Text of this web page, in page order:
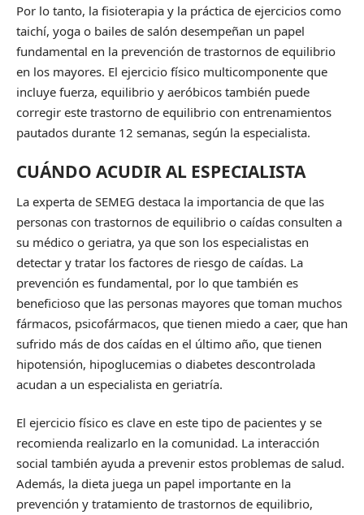
Por lo tanto, la fisioterapia y la práctica de ejercicios como
taichí, yoga o bailes de salón desempeñan un papel
fundamental en la prevención de trastornos de equilibrio
en los mayores. El ejercicio físico multicomponente que
incluye fuerza, equilibrio y aeróbicos también puede
corregir este trastorno de equilibrio con entrenamientos
pautados durante 12 semanas, según la especialista.
CUÁNDO ACUDIR AL ESPECIALISTA
La experta de SEMEG destaca la importancia de que las
personas con trastornos de equilibrio o caídas consulten a
su médico o geriatra, ya que son los especialistas en
detectar y tratar los factores de riesgo de caídas. La
prevención es fundamental, por lo que también es
beneficioso que las personas mayores que toman muchos
fármacos, psicofármacos, que tienen miedo a caer, que han
sufrido más de dos caídas en el último año, que tienen
hipotensión, hipoglucemias o diabetes descontrolada
acudan a un especialista en geriatría.
El ejercicio físico es clave en este tipo de pacientes y se
recomienda realizarlo en la comunidad. La interacción
social también ayuda a prevenir estos problemas de salud.
Además, la dieta juega un papel importante en la
prevención y tratamiento de trastornos de equilibrio,